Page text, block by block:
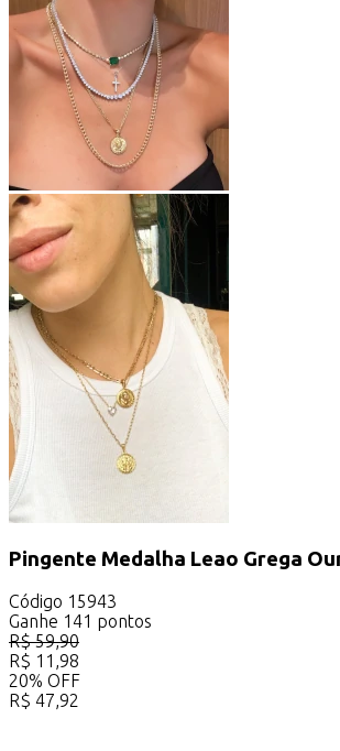
Pingente Medalha Leao Grega
Código 15943
Ganhe 141 pontos
R$59,90
R$ 11,98
20% OFF
R$ 47,92